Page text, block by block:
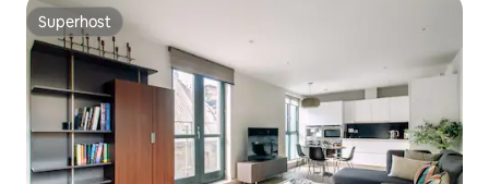
Superhost
Superhost